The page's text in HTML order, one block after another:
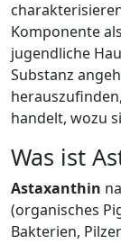
Komponente
jugendliche
Substanz
handelt, wozu
Was ist
Astaxanthin
(organisches
Bakterien,